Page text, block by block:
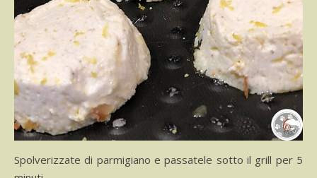
Spolverizzate di parmigiano e passatele sotto il grill per 5